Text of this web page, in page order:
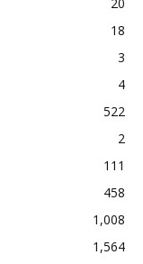
18
3
4
522
2
111
458
1,008
1,564